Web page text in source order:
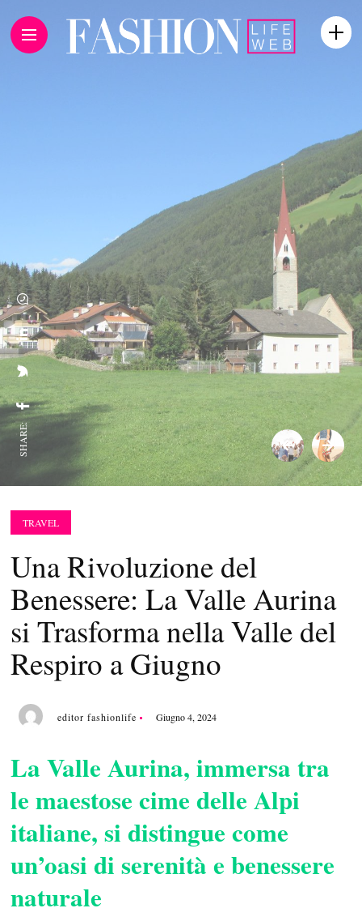
SHARE:
TRAVEL
Una Rivoluzione del
Benessere: La Valle Aurina
si Trasforma nella Valle del
Respiro a Giugno
editor fashionlife Giugno 4, 2024
La Valle Aurina, immersa tra
le maestose cime delle Alpi
italiane, si distingue come
un’oasi di serenità e benessere
naturale